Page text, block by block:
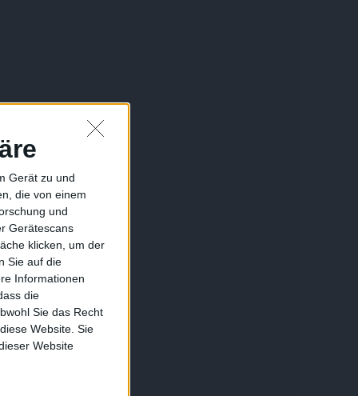
Gerät zu und
die von einem
und
Gerätescans
klicken, um der
Sie auf die
Informationen
die
Sie das Recht
Website. Sie
Website